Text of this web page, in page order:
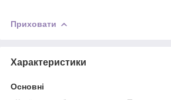
Приховати
Характеристики
Основні